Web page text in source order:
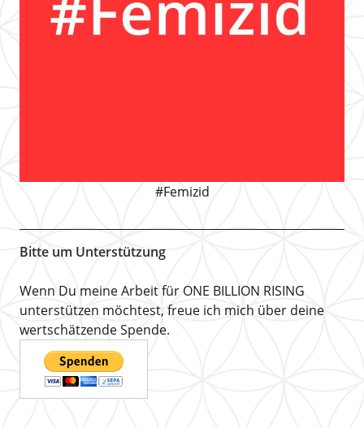
#Femizid
Bitte um Unterstützung
Wenn Du meine Arbeit für ONE BILLION RISING
unterstützen möchtest, freue ich mich über deine
wertschätzende Spende.